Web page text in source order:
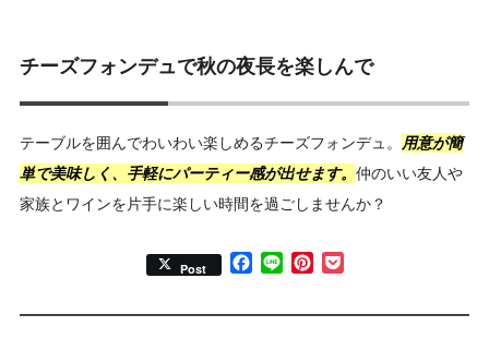
チーズフォンデュで秋の夜長を楽しんで
テーブルを囲んでわいわい楽しめるチーズフォンデュ。 用意が簡
単で美味しく、手軽にパーティー感が出せます。 仲のいい友人や
家族とワインを片手に楽しい時間を過ごしませんか？
Post Facebook
Line Pinterest